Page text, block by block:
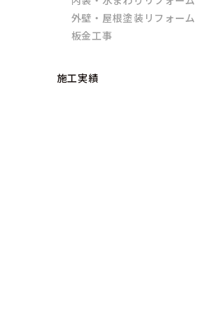
外壁・屋根塗装リフォーム
板金工事
施工実績